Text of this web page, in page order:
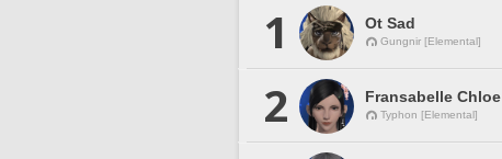
1 Ot Sad
Gungnir [Elemental]
2 Fransabelle Chloe
Typhon [Elemental]